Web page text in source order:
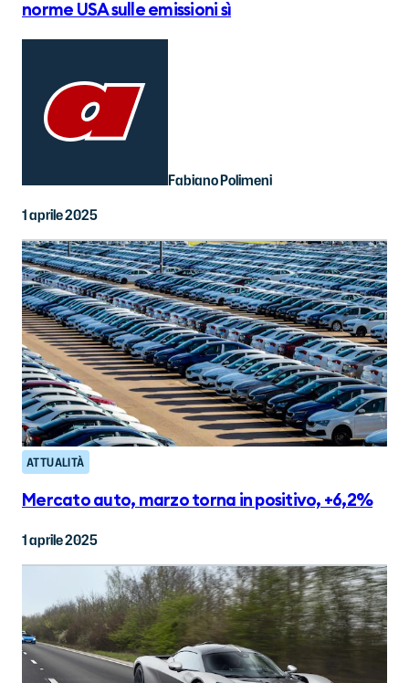
norme USA sulle emissioni sì
Fabiano Polimeni
1 aprile 2025
ATTUALITÀ
Mercato auto, marzo torna in positivo, +6,2%
1 aprile 2025